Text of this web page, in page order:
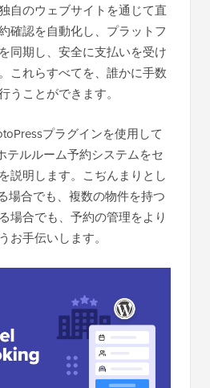
自のウェブサイトを通じて直
確認を自動化し、プラットフ
同期し、安全に支払いを受け
これらすべてを、誰かに手数
うことができます。
プラグインを使用して
テルルーム予約システムをセ
説明します。こぢんまりとし
場合でも、複数の物件を持つ
場合でも、予約の管理をより
お手伝いします。